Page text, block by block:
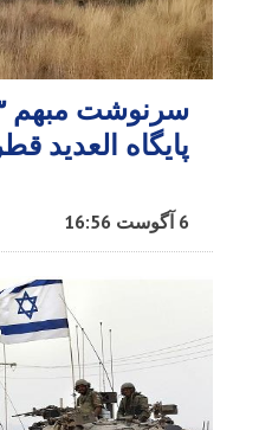
پایگاه العدید
6 آگوست 16:56